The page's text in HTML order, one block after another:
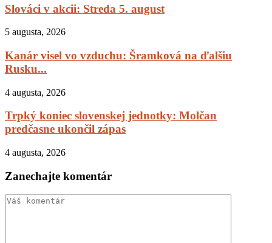
Slováci v akcii: Streda 5. august
5 augusta, 2026
Kanár visel vo vzduchu: Šramková na ďalšiu
Rusku...
4 augusta, 2026
Trpký koniec slovenskej jednotky: Molčan
predčasne ukončil zápas
4 augusta, 2026
Zanechajte komentár